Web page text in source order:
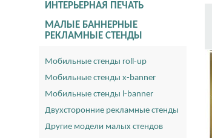
ИНТЕРЬЕРНАЯ ПЕЧАТЬ
МАЛЫЕ БАННЕРНЫЕ
РЕКЛАМНЫЕ СТЕНДЫ
Мобильные стенды roll-up
Мобильные стенды x-banner
Мобильные стенды l-banner
Двухсторонние рекламные стенды
Другие модели малых стендов